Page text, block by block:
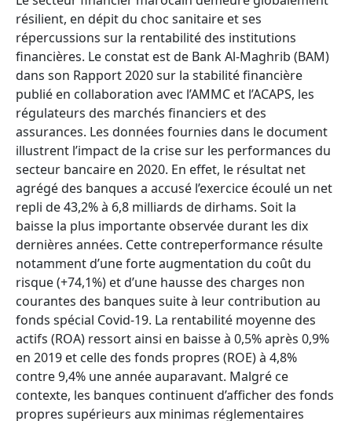
résilient, en dépit du choc sanitaire et ses
répercussions sur la rentabilité des institutions
financières. Le constat est de Bank Al-Maghrib (BAM)
dans son Rapport 2020 sur la stabilité financière
publié en collaboration avec l’AMMC et l’ACAPS, les
régulateurs des marchés financiers et des
assurances. Les données fournies dans le document
illustrent l’impact de la crise sur les performances du
secteur bancaire en 2020. En effet, le résultat net
agrégé des banques a accusé l’exercice écoulé un net
repli de 43,2% à 6,8 milliards de dirhams. Soit la
baisse la plus importante observée durant les dix
dernières années. Cette contreperformance résulte
notamment d’une forte augmentation du coût du
risque (+74,1%) et d’une hausse des charges non
courantes des banques suite à leur contribution au
fonds spécial Covid-19. La rentabilité moyenne des
actifs (ROA) ressort ainsi en baisse à 0,5% après 0,9%
en 2019 et celle des fonds propres (ROE) à 4,8%
contre 9,4% une année auparavant. Malgré ce
contexte, les banques continuent d’afficher des fonds
propres supérieurs aux minimas réglementaires